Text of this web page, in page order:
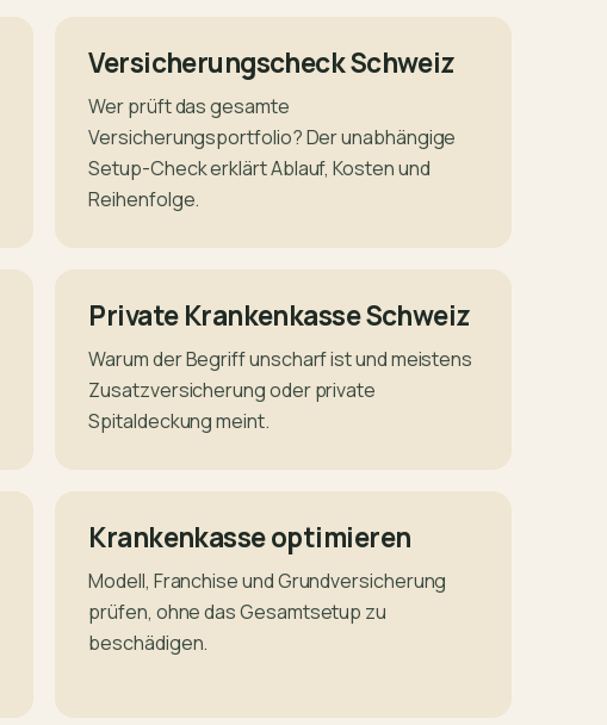
Versicherungscheck Schweiz
Wer prüft das gesamte
Versicherungsportfolio? Der unabhängige
Setup-Check erklärt Ablauf, Kosten und
Reihenfolge.
Private Krankenkasse Schweiz
Warum der Begriff unscharf ist und meistens
Zusatzversicherung oder private
Spitaldeckung meint.
Krankenkasse optimieren
Modell, Franchise und Grundversicherung
prüfen, ohne das Gesamtsetup zu
beschädigen.